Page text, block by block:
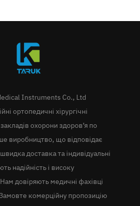
Instruments Co., Ltd
ортопедичні хірургічні
охорони здоров’я по
виробництво, що відповідає
доставка та індивідуальні
надійність і високу
довіряють медичні фахівці
комерційну пропозицію